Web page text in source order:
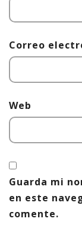
Correo
Web
Guarda mi
en este
comente.